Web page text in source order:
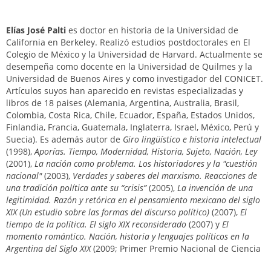
Elías José Palti es doctor en historia de la Universidad de
California en Berkeley. Realizó estudios postdoctorales en El
Colegio de México y la Universidad de Harvard. Actualmente se
desempeña como docente en la Universidad de Quilmes y la
Universidad de Buenos Aires y como investigador del CONICET.
Artículos suyos han aparecido en revistas especializadas y
libros de 18 paises (Alemania, Argentina, Australia, Brasil,
Colombia, Costa Rica, Chile, Ecuador, España, Estados Unidos,
Finlandia, Francia, Guatemala, Inglaterra, Israel, México, Perú y
Suecia). Es además autor de Giro lingüístico e historia intelectual
(1998),Aporías. Tiempo, Modernidad, Historia, Sujeto, Nación, Ley
(2001), La nación como problema. Los historiadores y la "cuestión
nacional"(2003), Verdades y saberes del marxismo. Reacciones de
una tradición política ante su “crisis”(2005), La invención de una
legitimidad. Razón y retórica en el pensamiento mexicano del siglo
XIX (Un estudio sobre las formas del discurso político) (2007), El
tiempo de la política. El siglo XIX reconsiderado (2007) y El
momento romántico. Nación, historia y lenguajes políticos en la
Argentina del Siglo XIX(2009; Primer Premio Nacional de Ciencia